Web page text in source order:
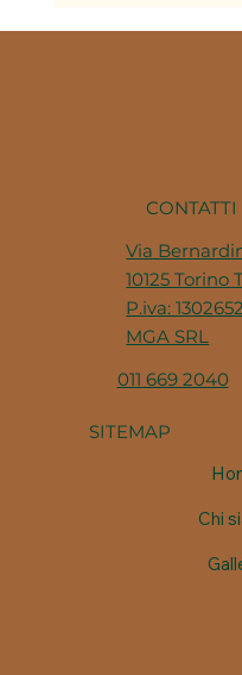
CONTATTI
Via
10125 Torino
P.iva:
MGA SRL
011 669 2040
SITEMAP
Chi